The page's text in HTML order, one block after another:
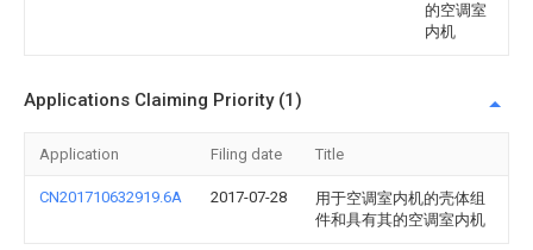
的空调室
内机
Applications Claiming Priority (1)
Application Filing date Title
CN201710632919.6A 2017-07-28
用于空调室内机的壳体组
件和具有其的空调室内机